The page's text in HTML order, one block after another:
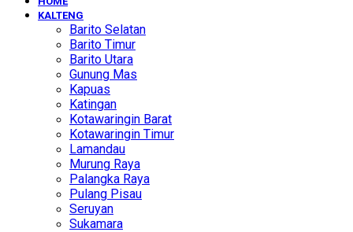
KALTENG
Barito Selatan
Barito Timur
Barito Utara
Gunung Mas
Kapuas
Katingan
Kotawaringin Barat
Kotawaringin Timur
Lamandau
Murung Raya
Palangka Raya
Pulang Pisau
Seruyan
Sukamara